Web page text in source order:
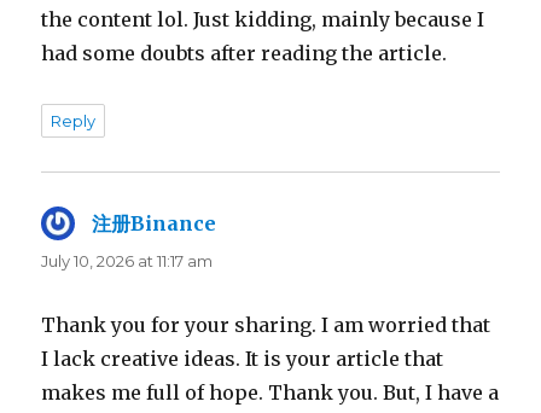
the content lol. Just kidding, mainly because I
had some doubts after reading the article.
Reply
注册Binance
July 10, 2026 at 11:17 am
Thank you for your sharing. I am worried that
I lack creative ideas. It is your article that
makes me full of hope. Thank you. But, I have a